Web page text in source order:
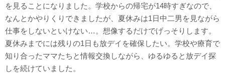
を見ることになりました。学校からの帰宅が14時すぎなので、
なんとかやりくりできましたが、夏休みは1日中二男を見ながら
仕事をしないといけない…。想像するだけでげっそりします。
夏休みまでには残りの1日も放デイを確保したい。学校や療育で
知り合ったママたちと情報交換しながら、ゆるゆると放デイ探
しを続けていました。